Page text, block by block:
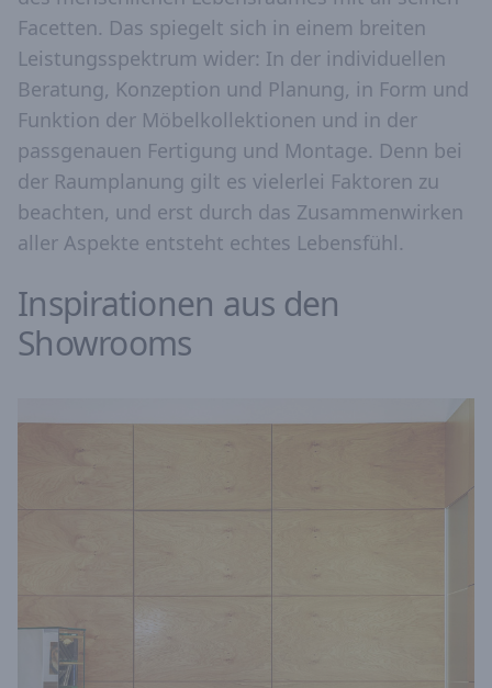
Facetten. Das spiegelt sich in einem breiten
Leistungsspektrum wider: In der individuellen
Beratung, Konzeption und Planung, in Form und
Funktion der Möbelkollektionen und in der
passgenauen Fertigung und Montage. Denn bei
der Raumplanung gilt es vielerlei Faktoren zu
beachten, und erst durch das Zusammenwirken
aller Aspekte entsteht echtes Lebensfühl.
Inspirationen aus den
Showrooms